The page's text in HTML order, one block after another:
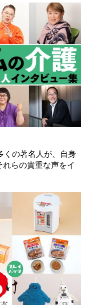
くの著名人が、自身
らの貴重な声をイ